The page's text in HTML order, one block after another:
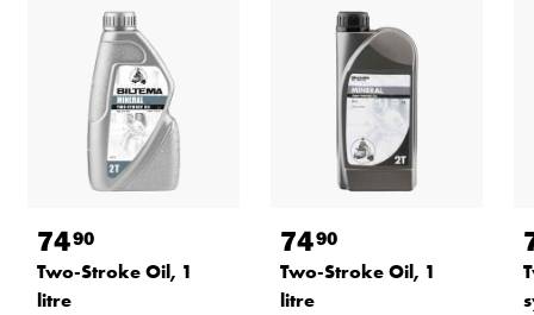
7490
Two-Stroke Oil, 1
litre
7490
Two-Stroke Oil, 1
litre